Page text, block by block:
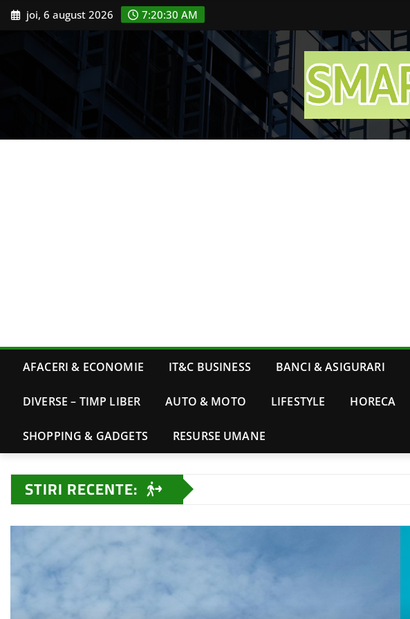
Skip joi, 6 august 2026 7:20:31 AM
AFACERI & ECONOMIE IT&C BUSINESS BANCI & ASIGURARI
DIVERSE – TIMP LIBER AUTO & MOTO LIFESTYLE HORECA
SHOPPING & GADGETS RESURSE UMANE
STIRI RECENTE: